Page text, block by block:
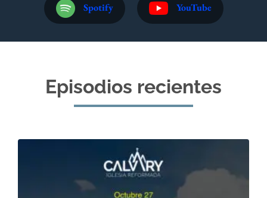
Spotify YouTube
Episodios recientes